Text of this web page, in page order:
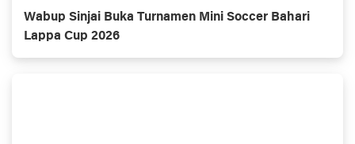
Wabup Sinjai Buka Turnamen Mini Soccer Bahari
Lappa Cup 2026